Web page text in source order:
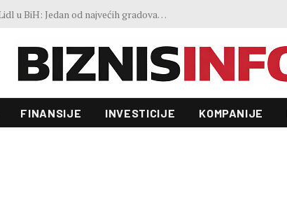
FAO indeks cijena hrane blago porastao u julu: Vremenski ekstremi, energija i geopolitika utiču na kretanja na tržištima
FINANSIJE INVESTICIJE KOMPANIJE